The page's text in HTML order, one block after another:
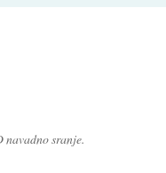
navadno sranje.